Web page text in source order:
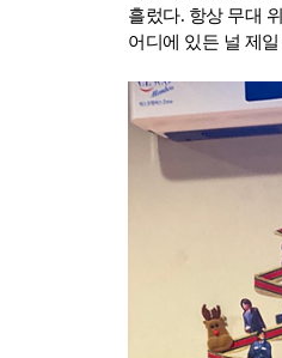
흘렀다. 항상 무대
어디에 있든 널 제